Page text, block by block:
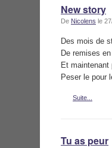
New story
De Nicolens le
Des mois de
De remises
Et maintenant
Peser le pour
Suite...
Tu as peur